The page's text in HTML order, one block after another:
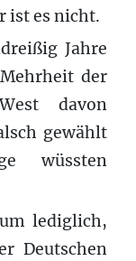
ist es nicht.
Jahre
der
davon
gewählt
wüssten
lediglich,
Deutschen